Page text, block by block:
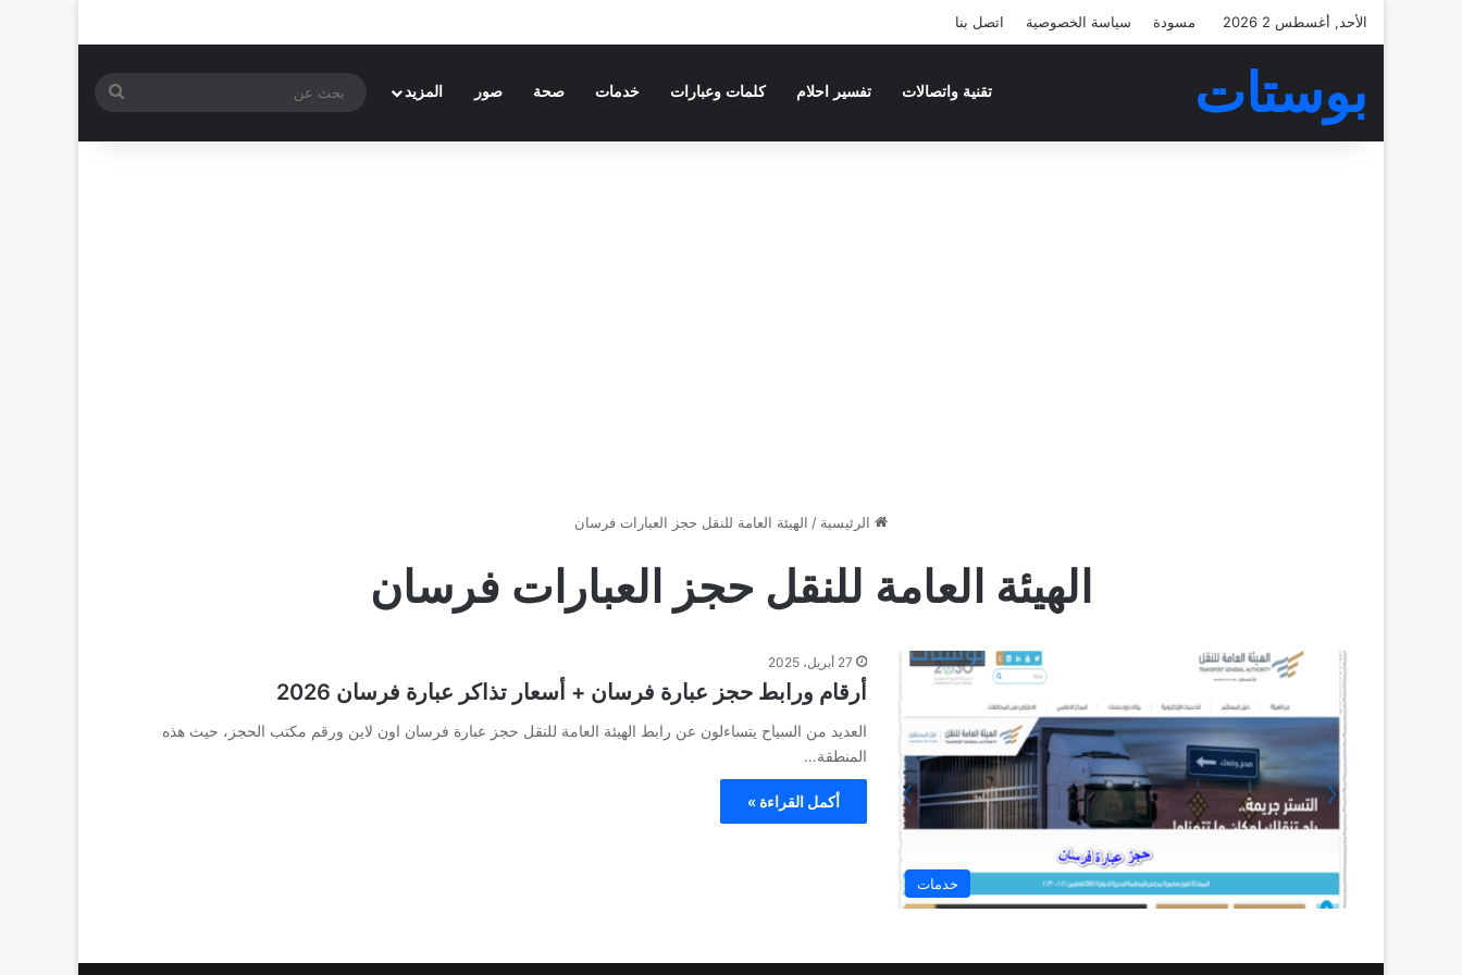
الأحد, أغسطس 2 2026 مسودة سياسة الخصوصية اتصل بنا
بوستات تقنية واتصالات تفسير احلام كلمات وعبارات خدمات صحة صور المزيد
بحث
الرئيسية / الهيئة العامة للنقل حجز العبارات فرسان
الهيئة العامة للنقل حجز العبارات فرسان
خدمات
27 أبريل، 2025
أرقام ورابط حجز عبارة فرسان + أسعار تذاكر عبارة فرسان 2026
العديد من السياح يتساءلون عن رابط الهيئة العامة للنقل حجز عبارة فرسان اون لاين ورقم مكتب الحجز، حيث هذه
المنطقة…
أكمل القراءة »